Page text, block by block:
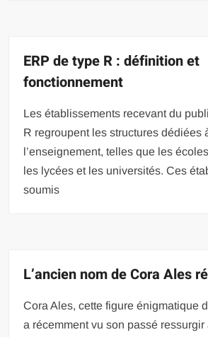
ERP de type R : définition et
fonctionnement
Les établissements recevant du
R regroupent les structures dédiées
l’enseignement, telles que les
les lycées et les universités. Ces
soumis
L’ancien nom de Cora Ales
Cora Ales, cette figure énigmatique
a récemment vu son passé ressurgir